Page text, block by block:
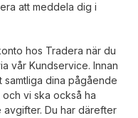
att meddela dig i
hos Tradera när du
vår Kundservice. Innan
samtliga dina pågående
vi ska också ha
Du har därefter